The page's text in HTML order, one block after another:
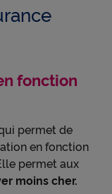
fonction
permet de
en fonction
permet aux
moins cher.